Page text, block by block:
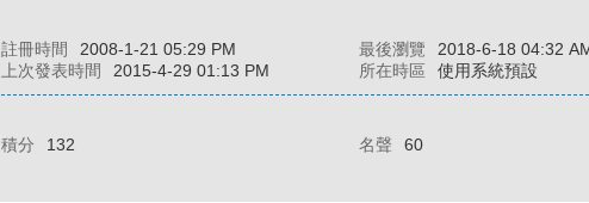
註冊時間 2008-1-21 05:29 PM 最後瀏覽
2018-6-18 04:32
上次發表時間 2015-4-29 01:13 PM 所在時區 使用系統預設
積分 132 名聲
60